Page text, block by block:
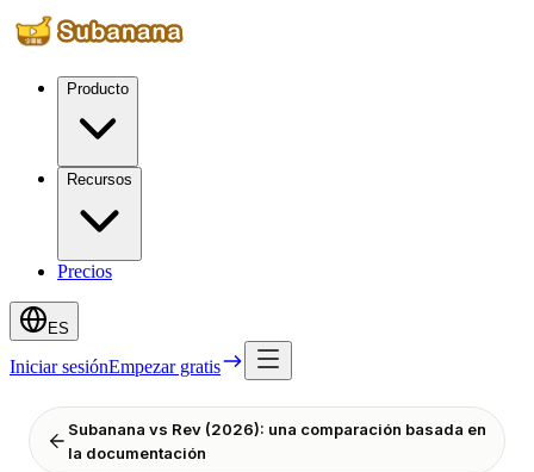
Producto
Recursos
Precios
ES
Iniciar sesiónEmpezar gratis
Subanana vs Rev (2026): una comparación basada en
la documentación